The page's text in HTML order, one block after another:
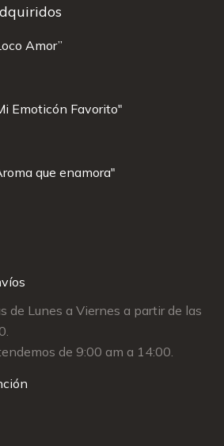
Amor”
Emoticón Favorito"
que enamora"
de Lunes a Viernes a partir de las
de 9:00 am a 14:00.